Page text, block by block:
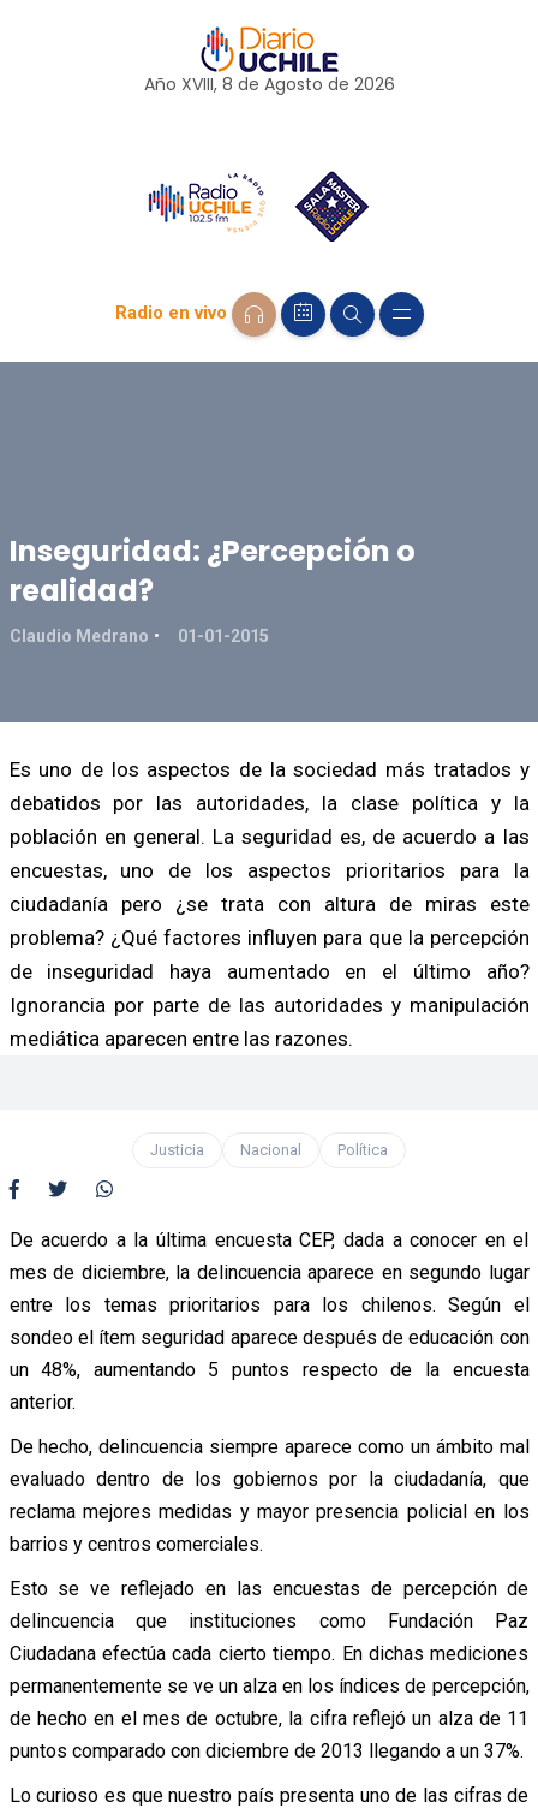
Año XVIII, 8 de Agosto de 2026
Radio en vivo
Inseguridad: ¿Percepción o
realidad?
Claudio Medrano 01-01-2015
Es uno de los aspectos de la sociedad más tratados y
debatidos por las autoridades, la clase política y la
población en general. La seguridad es, de acuerdo a las
encuestas, uno de los aspectos prioritarios para la
ciudadanía pero ¿se trata con altura de miras este
problema? ¿Qué factores influyen para que la percepción
de inseguridad haya aumentado en el último año?
Ignorancia por parte de las autoridades y manipulación
mediática aparecen entre las razones.
Justicia Nacional Política
De acuerdo a la última encuesta CEP, dada a conocer en el
mes de diciembre, la delincuencia aparece en segundo lugar
entre los temas prioritarios para los chilenos. Según el
sondeo el ítem seguridad aparece después de educación con
un 48%, aumentando 5 puntos respecto de la encuesta
anterior.
De hecho, delincuencia siempre aparece como un ámbito mal
evaluado dentro de los gobiernos por la ciudadanía, que
reclama mejores medidas y mayor presencia policial en los
barrios y centros comerciales.
Esto se ve reflejado en las encuestas de percepción de
delincuencia que instituciones como Fundación Paz
Ciudadana efectúa cada cierto tiempo. En dichas mediciones
permanentemente se ve un alza en los índices de percepción,
de hecho en el mes de octubre, la cifra reflejó un alza de 11
puntos comparado con diciembre de 2013 llegando a un 37%.
Lo curioso es que nuestro país presenta uno de las cifras de